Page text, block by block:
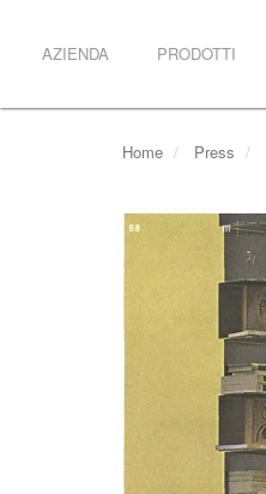
AZIENDA PRODOTTI
Home Press